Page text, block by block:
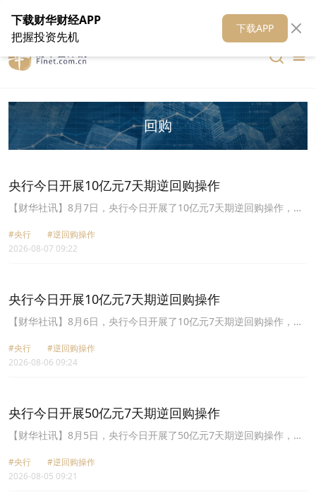
在线客服 关于我们 财华媒体矩阵 财华智库
回购
央行今日开展10亿元7天期逆回购操作
【财华社讯】8月7日，央行今日开展了10亿元7天期逆回购操作，操
#央行
#逆回购操作
2026-08-07 09:22
央行今日开展10亿元7天期逆回购操作
【财华社讯】8月6日，央行今日开展了10亿元7天期逆回购操作，操
#央行
#逆回购操作
2026-08-06 09:24
央行今日开展50亿元7天期逆回购操作
【财华社讯】8月5日，央行今日开展了50亿元7天期逆回购操作，操
#央行
#逆回购操作
2026-08-05 09:21
下载财华财经APP
把握投资先机
下载APP